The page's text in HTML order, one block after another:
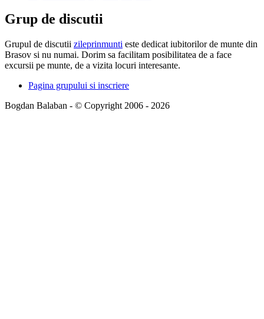
Grup de discutii
Grupul de discutii zileprinmunti este dedicat iubitorilor de munte din
Brasov si nu numai. Dorim sa facilitam posibilitatea de a face
excursii pe munte, de a vizita locuri interesante.
Pagina grupului si inscriere
Bogdan Balaban - © Copyright 2006 - 2026